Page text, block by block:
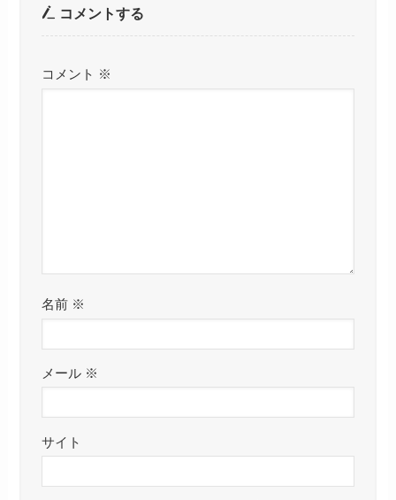
コメントする
コメント ※
名前 ※
メール ※
サイト